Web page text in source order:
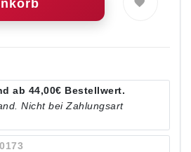
ab 44,00€ Bestellwert.
Nicht bei Zahlungsart